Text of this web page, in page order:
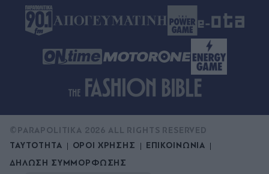
ΤΑΥΤΟΤΗΤΑ ΟΡΟΙ ΧΡΗΣΗΣ
ΕΠΙΚΟΙΝΩΝΙΑ
ΔΗΛΩΣΗ ΣΥΜΜΟΡΦΩΣΗΣ
©PARAPOLITIKA 2026 ALL RIGHTS RESERVED